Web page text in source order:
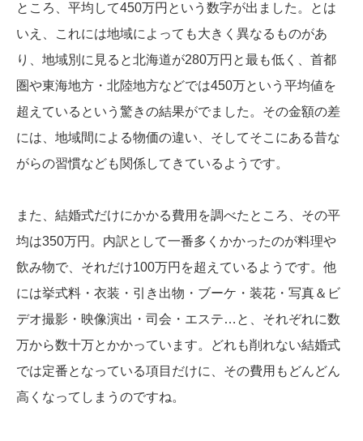
ところ、平均して450万円という数字が出ました。とは
いえ、これには地域によっても大きく異なるものがあ
り、地域別に見ると北海道が280万円と最も低く、首都
圏や東海地方・北陸地方などでは450万という平均値を
超えているという驚きの結果がでました。その金額の差
には、地域間による物価の違い、そしてそこにある昔な
がらの習慣なども関係してきているようです。
また、結婚式だけにかかる費用を調べたところ、その平
均は350万円。内訳として一番多くかかったのが料理や
飲み物で、それだけ100万円を超えているようです。他
には挙式料・衣装・引き出物・ブーケ・装花・写真＆ビ
デオ撮影・映像演出・司会・エステ…と、それぞれに数
万から数十万とかかっています。どれも削れない結婚式
では定番となっている項目だけに、その費用もどんどん
高くなってしまうのですね。